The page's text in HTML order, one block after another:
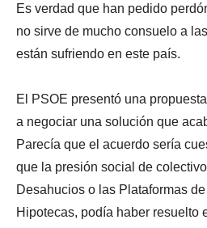
Es verdad que han pedido
no sirve de mucho consuelo a
están sufriendo en este país.
El PSOE presentó una
a negociar una solución que
Parecía que el acuerdo sería
que la presión social de
Desahucios o las Plataformas
Hipotecas, podía haber resuelto